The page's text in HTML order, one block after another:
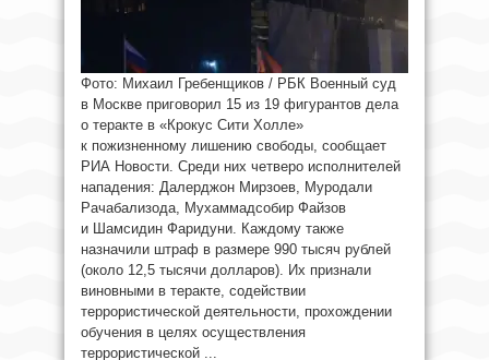
Фото: Михаил Гребенщиков / РБК Военный суд
в Москве приговорил 15 из 19 фигурантов дела
о теракте в «Крокус Сити Холле»
к пожизненному лишению свободы, сообщает
РИА Новости. Среди них четверо исполнителей
нападения: Далерджон Мирзоев, Муродали
Рачабализода, Мухаммадсобир Файзов
и Шамсидин Фаридуни. Каждому также
назначили штраф в размере 990 тысяч рублей
(около 12,5 тысячи долларов). Их признали
виновными в теракте, содействии
террористической деятельности, прохождении
обучения в целях осуществления
террористической ...